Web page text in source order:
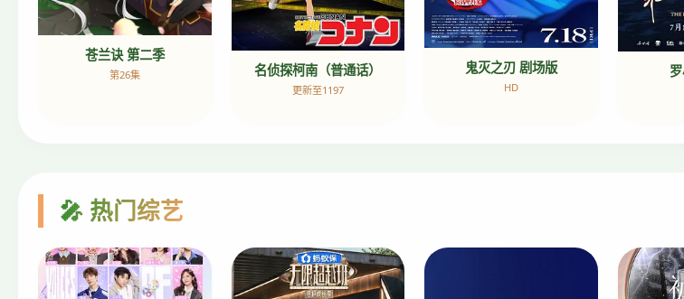
苍兰诀 第二季
第26集 名侦探柯南（普通话）
更新至1197
鬼灭之刃 剧场版
HD
🎤 热门综艺